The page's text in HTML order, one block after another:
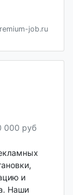
job.ru
000 руб
и
Наши